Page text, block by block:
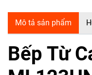
Mô tả sản phẩm
Bếp Từ